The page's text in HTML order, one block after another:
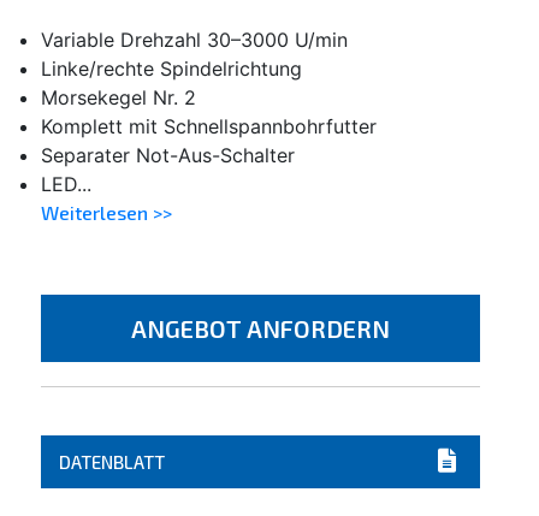
Variable Drehzahl 30–3000 U/min
Linke/rechte Spindelrichtung
Morsekegel Nr. 2
Komplett mit Schnellspannbohrfutter
Separater Not-Aus-Schalter
LED...
Weiterlesen >>
ANGEBOT ANFORDERN
DATENBLATT